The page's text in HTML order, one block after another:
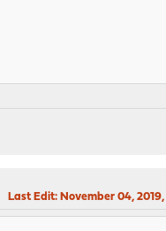
Last Edit: November 04,